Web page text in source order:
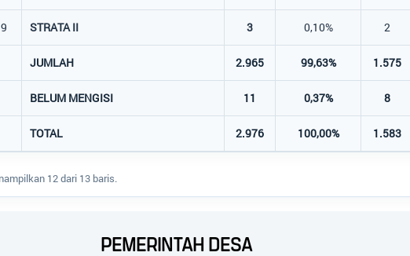
9 STRATA II 3 0,10% 2
JUMLAH 2.965 99,63% 1.575
BELUM MENGISI 11 0,37% 8
TOTAL 2.976 100,00% 1.583
12 dari 13 baris.
PEMERINTAH DESA